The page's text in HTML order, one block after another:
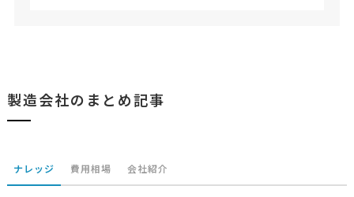
製造会社のまとめ記事
ナレッジ 費用相場 会社紹介